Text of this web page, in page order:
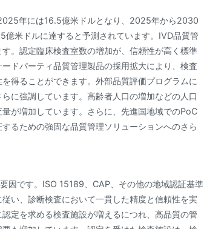
年には16.5億米ドルとなり、2025年から2030
米ドルに達すると予測されています。IVD品質管
。認定臨床検査室数の増加が、信頼性が高く標準
ドパーティ品質管理製品の採用拡大により、検査
得ることができます。外部品質評価プログラムに
に強調しています。高齢者人口の増加などの人口
が増加しています。さらに、先進国地域でのPoC
るための強固な品質管理ソリューションへのさら
因です。ISO 15189、CAP、その他の地域認証基準
い、診断検査において一貫した精度と信頼性を実
定を求める検査施設が増えるにつれ、高品質の管